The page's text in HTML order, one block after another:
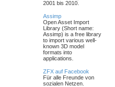
2001 bis 2010.
Assimp
Open Asset Import
Library (Short name:
Assimp) is a free library
to import various well-
known 3D model
formats into
applications.
ZFX auf Facebook
Für alle Freunde von
sozialen Netzen.